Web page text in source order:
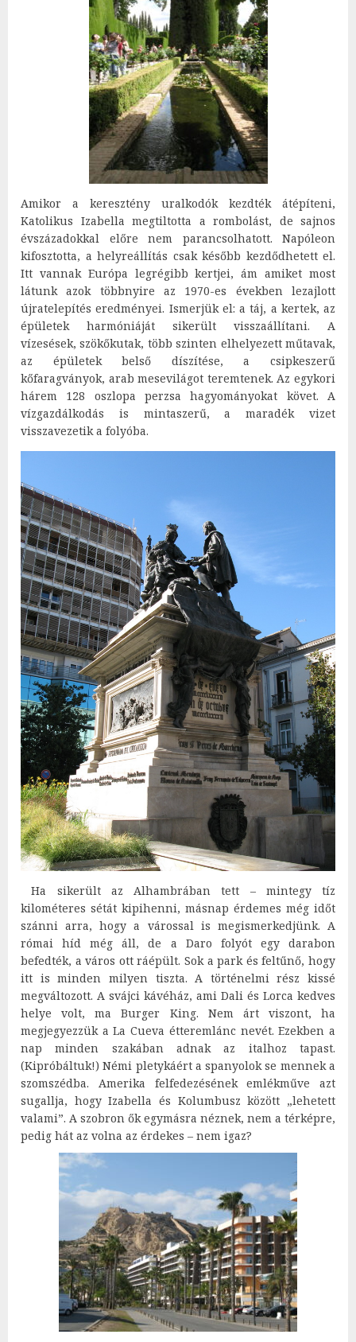
Amikor a keresztény uralkodók kezdték átépíteni,
Katolikus Izabella megtiltotta a rombolást, de sajnos
évszázadokkal előre nem parancsolhatott. Napóleon
kifosztotta, a helyreállítás csak később kezdődhetett el.
Itt vannak Európa legrégibb kertjei, ám amiket most
látunk azok többnyire az 1970-es években lezajlott
újratelepítés eredményei. Ismerjük el: a táj, a kertek, az
épületek harmóniáját sikerült visszaállítani. A
vízesések, szökőkutak, több szinten elhelyezett műtavak,
az épületek belső díszítése, a csipkeszerű
kőfaragványok, arab mesevilágot teremtenek. Az egykori
hárem 128 oszlopa perzsa hagyományokat követ. A
vízgazdálkodás is mintaszerű, a maradék vizet
visszavezetik a folyóba.
Ha sikerült az Alhambrában tett – mintegy tíz
kilométeres sétát kipihenni, másnap érdemes még időt
szánni arra, hogy a várossal is megismerkedjünk. A
római híd még áll, de a Daro folyót egy darabon
befedték, a város ott ráépült. Sok a park és feltűnő, hogy
itt is minden milyen tiszta. A történelmi rész kissé
megváltozott. A svájci kávéház, ami Dali és Lorca kedves
helye volt, ma Burger King. Nem árt viszont, ha
megjegyezzük a La Cueva étteremlánc nevét. Ezekben a
nap minden szakában adnak az italhoz tapast.
(Kipróbáltuk!) Némi pletykáért a spanyolok se mennek a
szomszédba. Amerika felfedezésének emlékműve azt
sugallja, hogy Izabella és Kolumbusz között „lehetett
valami”. A szobron ők egymásra néznek, nem a térképre,
pedig hát az volna az érdekes – nem igaz?